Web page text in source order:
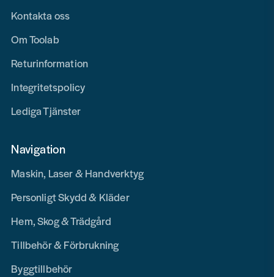
Kontakta oss
Om Toolab
Returinformation
Integritetspolicy
Lediga Tjänster
Navigation
Maskin, Laser & Handverktyg
Personligt Skydd & Kläder
Hem, Skog & Trädgård
Tillbehör & Förbrukning
Byggtillbehör